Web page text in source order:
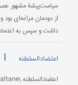
سیاست‌پیشۀ مشهور
از دودمان مراغه‌ای
داشت و سپس به
اعتضادالسلطنه |